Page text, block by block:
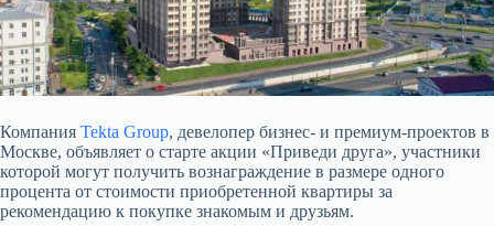
Компания Tekta Group, девелопер бизнес- и премиум-проектов в
Москве, объявляет о старте акции «Приведи друга», участники
которой могут получить вознаграждение в размере одного
процента от стоимости приобретенной квартиры за
рекомендацию к покупке знакомым и друзьям.